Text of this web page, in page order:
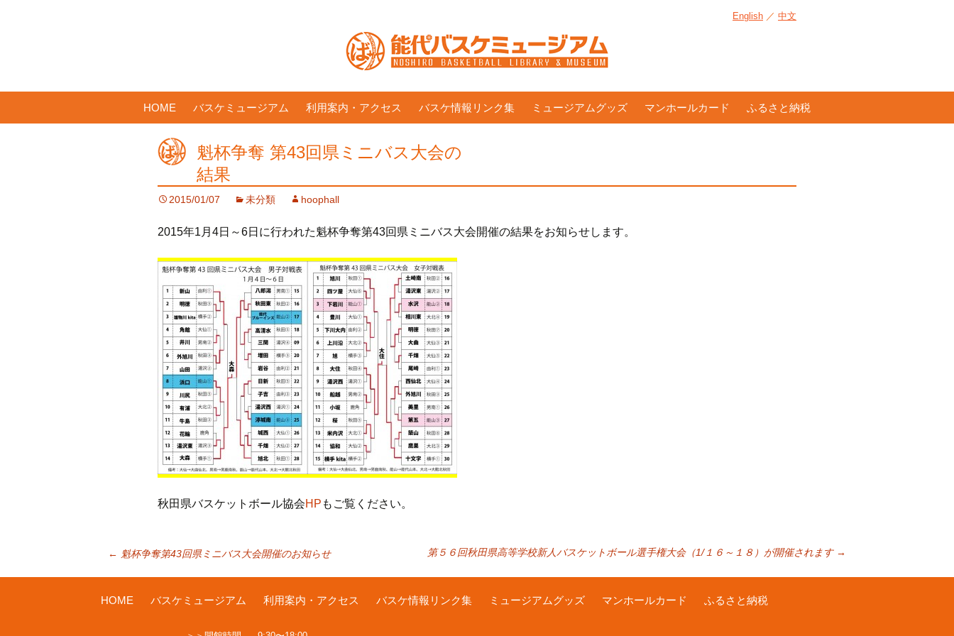
English ／ 中文
HOME バスケミュージアム 利用案内・アクセス バスケ情報リンク集 ミュージアムグッズ マンホールカード ふるさと納税
魁杯争奪 第43回県ミニバス大会の
結果
2015/01/07 未分類 hoophall
2015年1月4日～6日に行われた魁杯争奪第43回県ミニバス大会開催の結果をお知らせします。
秋田県バスケットボール協会HP もご覧ください。
← 魁杯争奪第43回県ミニバス大会開催のお知らせ 第５６回秋田県高等学校新人バスケットボール選手権大会（1/１６～１８）が開催されます →
HOME バスケミュージアム 利用案内・アクセス バスケ情報リンク集 ミュージアムグッズ マンホールカード ふるさと納税